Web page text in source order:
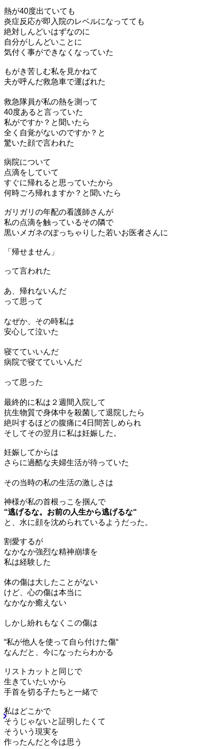
熱が40度出ていても
炎症反応が即入院のレベルになってても
絶対しんどいはずなのに
自分がしんどいことに
気付く事ができなくなっていた
もがき苦しむ私を見かねて
夫が呼んだ救急車で運ばれた
救急隊員が私の熱を測って
40度あると言っていた
私がですか？と聞いたら
全く自覚がないのですか？と
驚いた顔で言われた
病院について
点滴をしていて
すぐに帰れると思っていたから
何時ごろ帰れますか？と聞いたら
ガリガリの年配の看護師さんが
私の点滴を触っているその隣で
黒いメガネのぽっちゃりした若いお医者さんに
「帰せません」
って言われた
あ、帰れないんだ
って思って
なぜか、その時私は
安心して泣いた
寝てていいんだ
病院で寝てていいんだ
って思った
最終的に私は２週間入院して
抗生物質で身体中を殺菌して退院したら
絶叫するほどの腹痛に4日間苦しめられ
そしてその翌月に私は妊娠した。
妊娠してからは
さらに過酷な夫婦生活が待っていた
その当時の私の生活の激しさは
神様が私の首根っこを掴んで
“逃げるな。お前の人生から逃げるな“
と、水に顔を沈められているようだった。
割愛するが
なかなか強烈な精神崩壊を
私は経験した
体の傷は大したことがない
けど、心の傷は本当に
なかなか癒えない
しかし紛れもなくこの傷は
“私が他人を使って自ら付けた傷“
なんだと、今になったらわかる
リストカットと同じで
生きていたいから
手首を切る子たちと一緒で
私はどこかで
そうじゃないと証明したくて
そういう現実を
作ったんだと今は思う